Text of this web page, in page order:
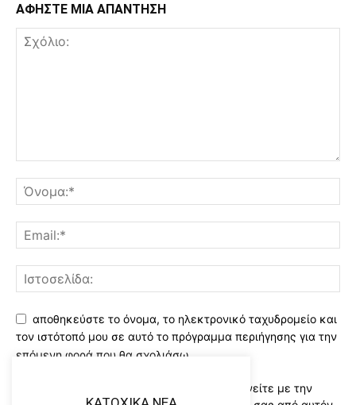
ΑΦΗΣΤΕ ΜΙΑ ΑΠΑΝΤΗΣΗ
αποθηκεύστε το όνομα, το ηλεκτρονικό ταχυδρομείο και
τον ιστότοπό μου σε αυτό το πρόγραμμα περιήγησης για την
επόμενη φορά που θα σχολιάσω.
Χρησιμοποιώντας αυτό το έντυπο συμφωνείτε με την